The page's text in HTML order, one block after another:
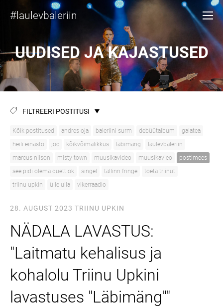
# laulevbaleriin
UUDISED JA KAJASTUSED
FILTREERI POSTITUSI
Kõik postitused andres oja baleriini surm debüütalbum
galatea
heili einasto
joc kõikvõimalikkus läbimäng
laulevbaleriin
marcus nilson
misty town muusikavideo muusikavieo
postimees
see pidi olema duett ok
singel tallinn fringe
toeta triinut
triinu upkin
ülle ulla vikerraadio
28. AUGUST 2023 TRIINU UPKIN
NÄDALA LAVASTUS:
"Laitmatu kehalisus ja
kohalolu Triinu Upkini
lavastuses "Läbimäng""